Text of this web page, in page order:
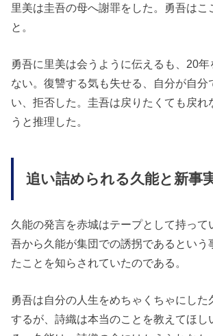
里美は圭吾の母へ謝罪をした。勇吾はこ
と。
勇吾に里美は会うように伝えるも、20年
ない。復讐する気も失せる、自分が自分
い、拒否した。圭吾は戻りたくても戻れ
うと推理した。
追い詰められる久能と新事
久能の発言を赤城はテープとして持って
吾から久能が集団での誘拐であるという
たことを知らされていたのである。
勇吾は自分の人生をめちゃくちゃにした
するが、詩織は本当のことを教えてほし